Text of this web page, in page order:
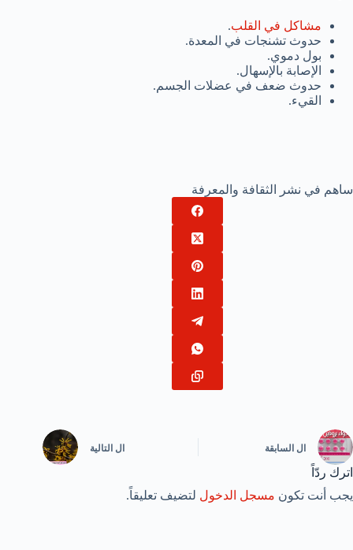
مشاكل في القلب.
حدوث تشنجات في المعدة.
بول دموي.
الإصابة بالإسهال.
حدوث ضعف في عضلات الجسم.
القيء.
ساهم في نشر الثقافة والمعرفة
ال السابقة ال التالية
اترك ردّاً
يجب أنت تكون مسجل الدخول لتضيف تعليقاً.